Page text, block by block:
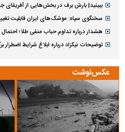
ببینید| بارش برف در بخش‌هایی از آفریقای
سخنگوی سپاه: موشک‌های ایران قابلیت
هشدار درباره تداوم حباب منفی طلا؛ احتمال
توضیحات نیکزاد درباره ابلاغ شرایط
عکس‌نوشت